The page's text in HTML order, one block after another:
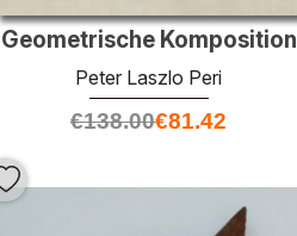
Geometrische Komposition
Peter Laszlo Peri
€138.00€81.42